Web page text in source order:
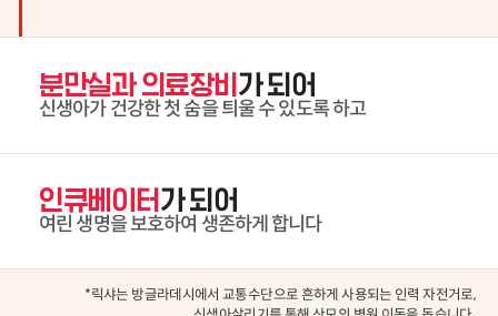
분만실과 의료장비 가 되어
신생아가 건강한 첫 숨을 틔울 수 있도록 하고
인큐베이터 가 되어
여린 생명을 보호하여 생존하게 합니다
*릭샤는 방글라데시에서 교통수단으로 흔하게 사용되는 인력 자전거로,